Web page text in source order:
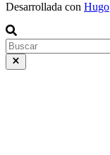
Desarrollada con Hugo